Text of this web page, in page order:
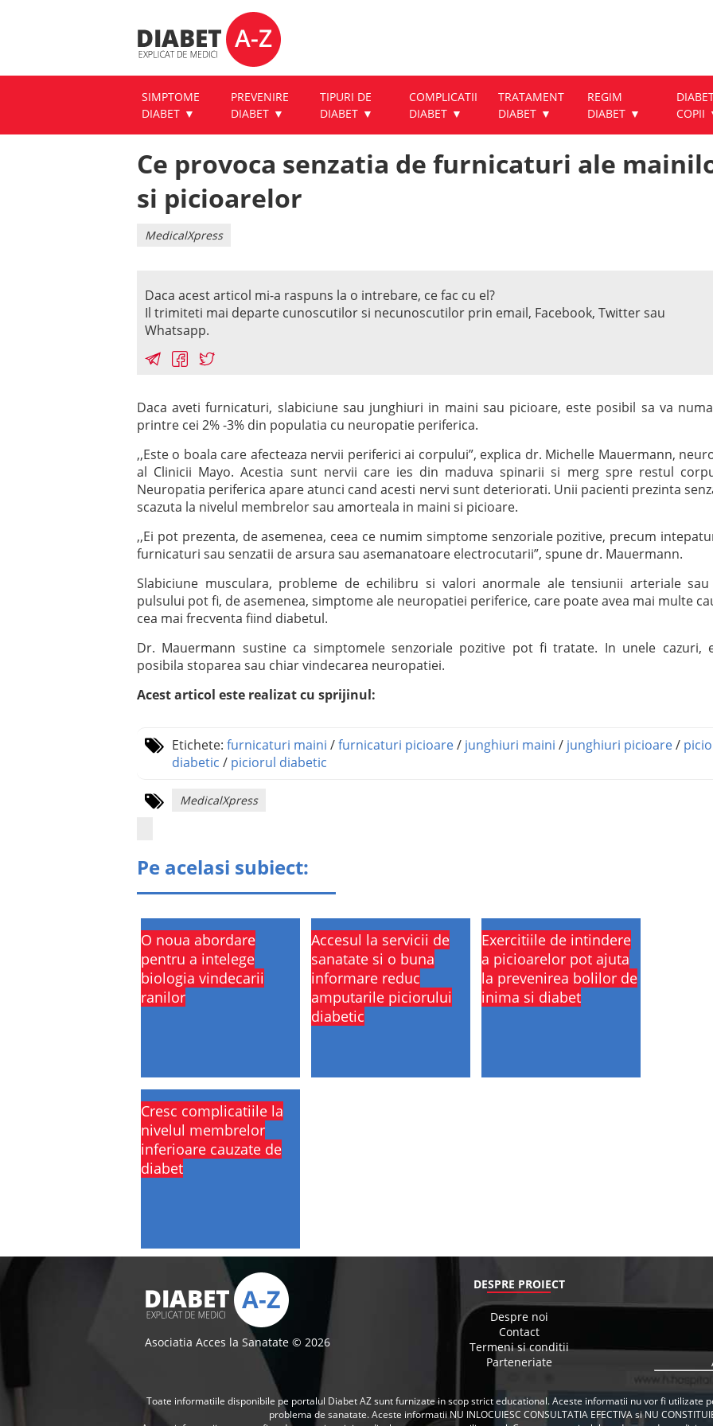
SIMPTOME
DIABET
PREVENIRE
DIABET
TIPURI DE
DIABET
COMPLICATII
DIABET
TRATAMENT
DIABET
REGIM
DIABET
COPII
Ce provoca senzatia de furnicaturi ale
si picioarelor
MedicalXpress
Daca acest articol mi-a raspuns la o intrebare, ce fac cu el?
Il trimiteti mai departe cunoscutilor si necunoscutilor prin email, Facebook, Twitter sau
Whatsapp.
Daca aveti furnicaturi, slabiciune sau junghiuri in maini sau picioare, este posibil sa va
printre cei 2% -3% din populatia cu neuropatie periferica.
,,Este o boala care afecteaza nervii periferici ai corpului”, explica dr. Michelle Mauermann,
al Clinicii Mayo. Acestia sunt nervii care ies din maduva spinarii si merg spre restul
Neuropatia periferica apare atunci cand acesti nervi sunt deteriorati. Unii pacienti prezinta
scazuta la nivelul membrelor sau amorteala in maini si picioare.
,,Ei pot prezenta, de asemenea, ceea ce numim simptome senzoriale pozitive, precum
furnicaturi sau senzatii de arsura sau asemanatoare electrocutarii”, spune dr. Mauermann.
Slabiciune musculara, probleme de echilibru si valori anormale ale tensiunii arteriale
pulsului pot fi, de asemenea, simptome ale neuropatiei periferice, care poate avea mai multe
cea mai frecventa fiind diabetul.
Dr. Mauermann sustine ca simptomele senzoriale pozitive pot fi tratate. In unele cazuri,
posibila stoparea sau chiar vindecarea neuropatiei.
Acest articol este realizat cu sprijinul:
Etichete: furnicaturi maini /furnicaturi picioare/ junghiuri maini / junghiuri picioare/
diabetic / piciorul diabetic
MedicalXpress
Pe acelasi subiect:
O noua abordare
pentru a intelege
biologia vindecarii
ranilor
Accesul la servicii de
sanatate si o buna
informare reduc
amputarile piciorului
diabetic
Exercitiile de intindere
a picioarelor pot ajuta
la prevenirea bolilor de
inima si diabet
Cresc complicatiile la
nivelul membrelor
inferioare cauzate de
diabet
Asociatia Acces la Sanatate © 2026
DESPRE PROIECT
Despre noi
Contact
Termeni si conditii
Parteneriate
Toate informatiile disponibile pe portalul Diabet AZ sunt furnizate in scop strict educational. Aceste informatii nu vor fi utilizate
problema de sanatate. Aceste informatii NU INLOCUIESC CONSULTATIA EFECTIVA si NU